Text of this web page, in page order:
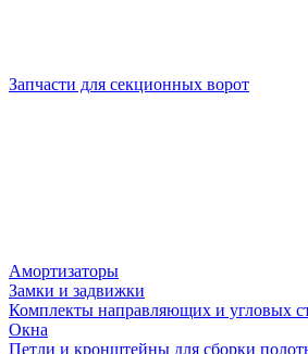
Запчасти для секционных ворот
Амортизаторы
Замки и задвижки
Комплекты направляющих и угловых
Окна
Петли и кронштейны для сборки